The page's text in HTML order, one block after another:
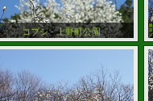
コブシ - 上野町公園